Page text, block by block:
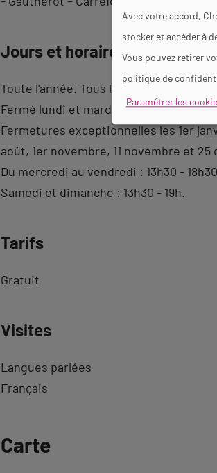
Jours et horaires d'ouverture
Toute l'année. Tous les jours.
Fermé lundi et mardi.
Fermetures exceptionnelles les 1er
août, 1er novembre, 11 novembre et 25
Du mercredi au vendredi : 13h30 - 18h30
Samedi et dimanche : 13h30 - 19h.
Tarifs
Gratuit
Visites
Langues parlées
Français
à
Carte
Avec votre accord,
stocker et accéder à
Vous pouvez retirer
politique de
Paramétrer les